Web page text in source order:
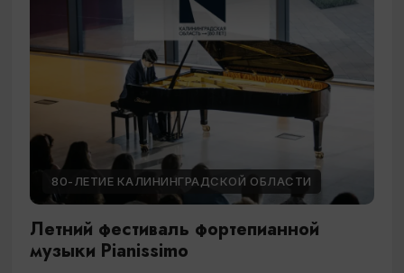
80-ЛЕТИЕ КАЛИНИНГРАДСКОЙ ОБЛАСТИ
Летний фестиваль фортепианной
музыки Pianissimo